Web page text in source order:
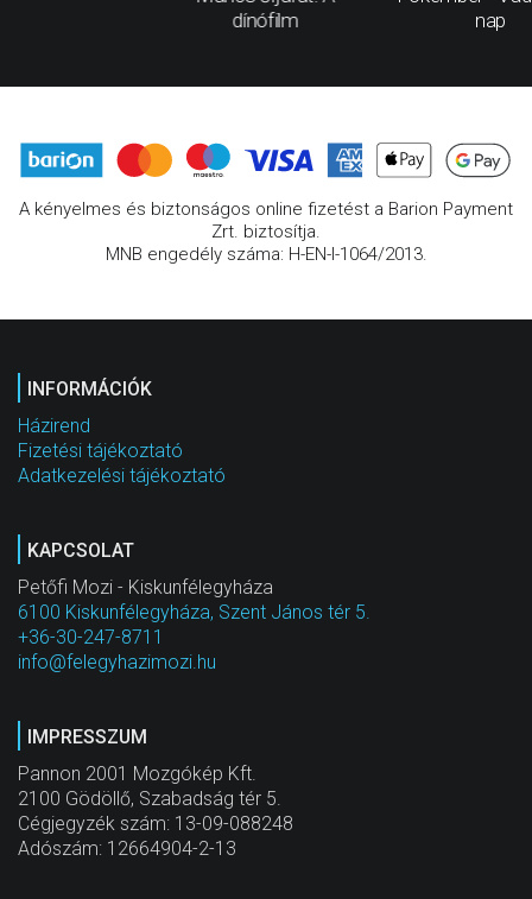
dínófilm
nap
A kényelmes és biztonságos online fizetést a Barion Payment
Zrt. biztosítja.
MNB engedély száma: H-EN-I-1064/2013.
INFORMÁCIÓK
Házirend
Fizetési tájékoztató
Adatkezelési tájékoztató
KAPCSOLAT
Petőfi Mozi - Kiskunfélegyháza
6100 Kiskunfélegyháza, Szent János tér 5.
+36-30-247-8711
info@felegyhazimozi.hu
IMPRESSZUM
Pannon 2001 Mozgókép Kft.
2100 Gödöllő, Szabadság tér 5.
Cégjegyzék szám: 13-09-088248
Adószám: 12664904-2-13